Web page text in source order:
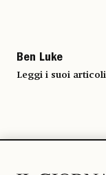
Ben Luke
Leggi i suoi articoli